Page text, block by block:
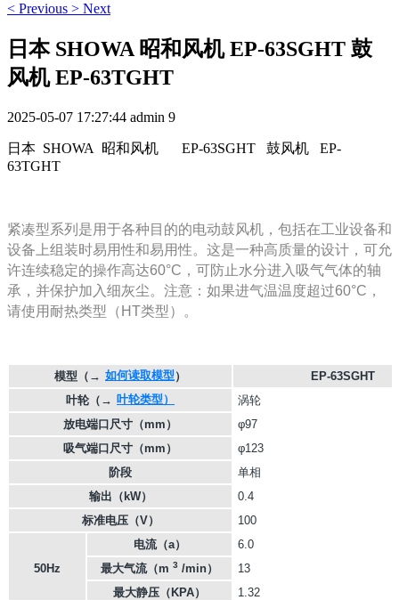
< Previous > Next
日本 SHOWA 昭和风机 EP-63SGHT 鼓
风机 EP-63TGHT
2025-05-07 17:27:44 admin 9
日本 SHOWA 昭和风机
EP-63SGHT 鼓风机 EP-
63TGHT
紧凑型系列是用于各种目的的电动鼓风机，包括在工业设备和
设备上组装时易用性和易用性。这是一种高质量的设计，可允
许连续稳定的操作高达60°C，可防止水分进入吸气气体的轴
承，并保护加入细灰尘。注意：如果进气温温度超过60°C，
请使用耐热类型（HT类型）。
模型 （→ 如何读取模型 ）
EP-63SGHT
叶轮 （→ 叶轮类型）
涡轮
放电端口尺寸（mm）
φ97
吸气端口尺寸（mm）
φ123
阶段
单相
输出（kW）
0.4
标准电压（V）
100
50Hz
电流（a）
6.0
最大气流（m 3 /min）
13
最大静压（KPA）
1.32